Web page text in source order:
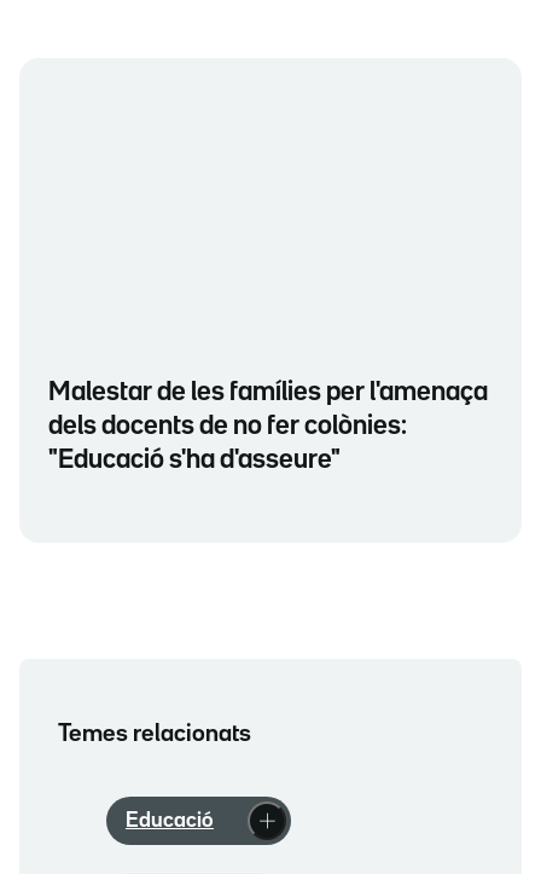
Malestar de les famílies per l'amenaça
dels docents de no fer colònies:
"Educació s'ha d'asseure"
Temes relacionats
Educació